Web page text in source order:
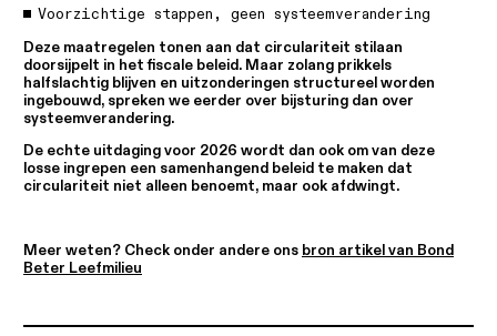
Voorzichtige stappen, geen systeemverandering
Deze maatregelen tonen aan dat circulariteit stilaan
doorsijpelt in het fiscale beleid. Maar zolang prikkels
halfslachtig blijven en uitzonderingen structureel worden
ingebouwd, spreken we eerder over bijsturing dan over
systeemverandering.
De echte uitdaging voor 2026 wordt dan ook om van deze
losse ingrepen een samenhangend beleid te maken dat
circulariteit niet alleen benoemt, maar ook afdwingt.
Meer weten? Check onder andere ons bron artikel van Bond
Beter Leefmilieu